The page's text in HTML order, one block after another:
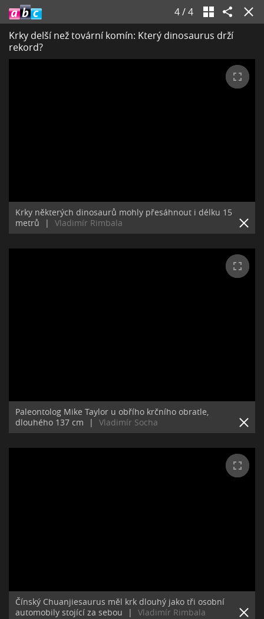
4/4
Krky delší než tovární komín: Který dinosaurus drží
rekord?
Krky některých dinosaurů mohly přesáhnout i délku 15
metrů
| Vladimír Rimbala
Paleontolog Mike Taylor u obřího krčního obratle,
dlouhého 137 cm
| Vladimír Socha
Čínský Chuanjiesaurus měl krk dlouhý jako tři osobní
automobily stojící za sebou
| Vladimír Rimbala